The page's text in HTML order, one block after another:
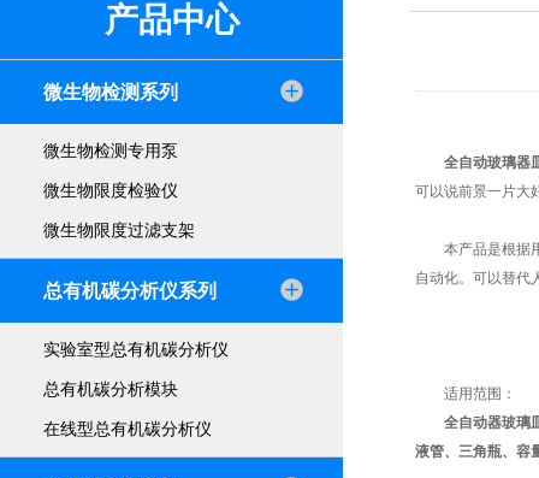
产品中心
微生物检测系列
微生物检测专用泵
微生物限度检验仪
微生物限度过滤支架
总有机碳分析仪系列
实验室型总有机碳分析仪
总有机碳分析模块
在线型总有机碳分析仪
全自动玻璃器
可以说前景一片大
本产品是根据用
自动化。可以替代
适用范围：
全自动器玻璃
液管、三角瓶、容